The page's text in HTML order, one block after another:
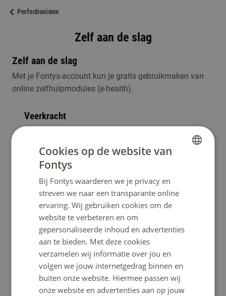
Perfectionisme
Zelf aan de slag
Zelf aan de slag
Met je Fontys-account kun je gratis gebruikmaken van
online zelfhulpmodules (e-health).
Veerkracht
zoals je doet. Zo leer je veerkracht opbouwen voor
de toekomst.
naar module Veerkracht
Werkboek veerkracht (download)
Cookies op de website van
Fontys
Bij Fontys waarderen we je privacy en
streven we naar een transparante online
ervaring. Wij gebruiken cookies om de
website te verbeteren en om
gepersonaliseerde inhoud en advertenties
aan te bieden. Met deze cookies
verzamelen wij informatie over jou en
volgen we jouw internetgedrag binnen en
buiten onze website. Hiermee passen wij
onze website en advertenties aan op jouw